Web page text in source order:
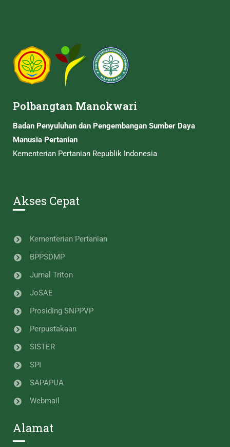
Polbangtan Manokwari
Badan Penyuluhan dan Pengembangan Sumber Daya
Manusia Pertanian
Kementerian Pertanian Republik Indonesia
Akses Cepat
Kementerian Pertanian
BPPSDMP
Jurnal Triton
JoSAE
Prosiding SNPPVP
Perpustakaan
SISTER
SPI
SAPAPUA
Webmail
Alamat